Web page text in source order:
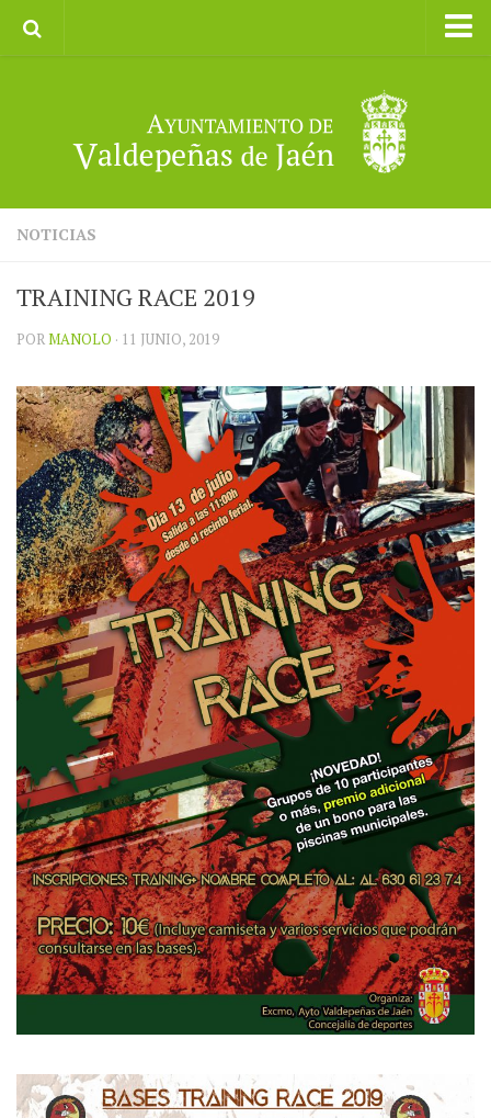
II CXM ROMPEALBARCAS 2023
NOTICIAS
TRAINING RACE 2019
PORMANOLO · 11 JUNIO, 2019